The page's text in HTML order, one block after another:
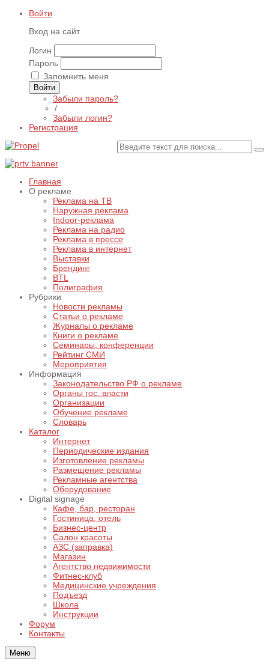
Войти
Вход на сайт
Логин
Пароль
Запомнить меня
Войти
Забыли пароль?
/
Забыли логин?
Регистрация
Главная
О рекламе
Реклама на ТВ
Наружная реклама
Indoor-реклама
Реклама на радио
Реклама в прессе
Реклама в интернет
Выставки
Брендинг
BTL
Полиграфия
Рубрики
Новости рекламы
Статьи о рекламе
Журналы о рекламе
Книги о рекламе
Семинары, конференции
Рейтинг СМИ
Мероприятия
Информация
Законодательство РФ о рекламе
Органы гос. власти
Организации
Обучение рекламе
Словарь
Каталог
Интернет
Периодические издания
Изготовление рекламы
Размещение рекламы
Рекламные агентства
Оборудование
Digital signage
Кафе, бар, ресторан
Гостиница, отель
Бизнес-центр
Салон красоты
АЗС (заправка)
Магазин
Агентство недвижимости
Фитнес-клуб
Медицинские учреждения
Подъезд
Школа
Инструкции
Форум
Контакты
Меню